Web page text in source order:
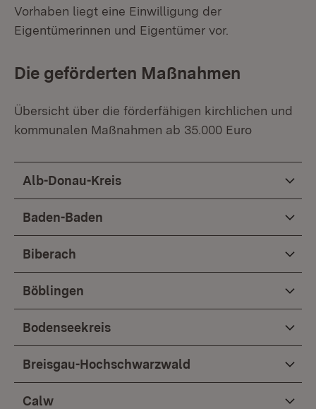
Vorhaben liegt eine Einwilligung der
Eigentümerinnen und Eigentümer vor.
Die geförderten Maßnahmen
Übersicht über die förderfähigen kirchlichen und
kommunalen Maßnahmen ab 35.000 Euro
Alb-Donau-Kreis
Baden-Baden
Biberach
Böblingen
Bodenseekreis
Breisgau-Hochschwarzwald
Calw